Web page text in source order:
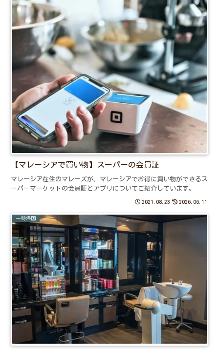
【マレーシアで買い物】スーパーの会員証
マレーシア在住のマレーズが、マレーシアでお得に買い物ができるス
ーパーマーケットの会員証とアプリについてご紹介しています。
2021.08.23 2026.06.11
一時帰国